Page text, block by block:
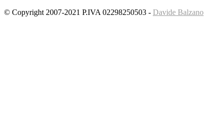
© Copyright 2007-2021 P.IVA 02298250503 - Davide Balzano